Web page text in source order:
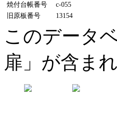
焼付台帳番号
c-055
旧原板番号
13154
このデータ
扉」が含ま